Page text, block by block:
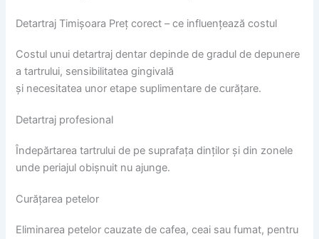
Detartraj Timișoara Preț corect – ce influențează costul
Costul unui detartraj dentar depinde de gradul de depunere
a tartrului, sensibilitatea gingivală
și necesitatea unor etape suplimentare de curățare.
Detartraj profesional
Îndepărtarea tartrului de pe suprafața dinților și din zonele
unde periajul obișnuit nu ajunge.
Curățarea petelor
Eliminarea petelor cauzate de cafea, ceai sau fumat, pentru